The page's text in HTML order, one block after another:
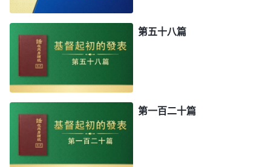
第五十八篇
第一百二十篇